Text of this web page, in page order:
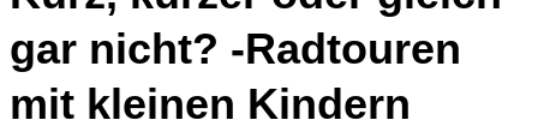
gar nicht? -Radtouren
mit kleinen Kindern